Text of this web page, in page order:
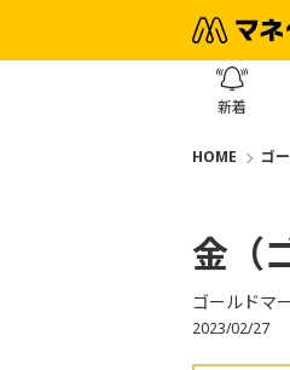
新着
HOME ゴ
金（
ゴールドマ
2023/02/27